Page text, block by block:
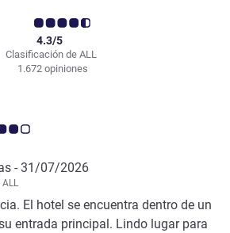
Clasificación de ALL
4.3/5
1.672 opiniones
de Avis 4.0/5
- 31/07/2026
El hotel se encuentra dentro de un
entrada principal. Lindo lugar para